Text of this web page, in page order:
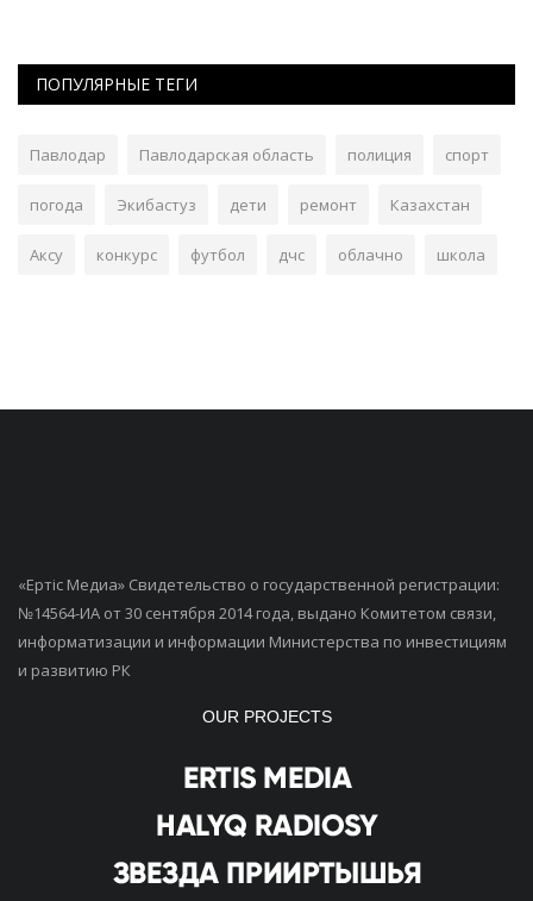
ПОПУЛЯРНЫЕ ТЕГИ
Павлодар Павлодарская область полиция спорт
погода Экибастуз дети ремонт Казахстан
Аксу конкурс футбол дчс облачно школа
«Ертiс Медиа» Свидетельство о государственной регистрации:
№14564-ИА от 30 сентября 2014 года, выдано Комитетом связи,
информатизации и информации Министерства по инвестициям
и развитию РК
OUR PROJECTS